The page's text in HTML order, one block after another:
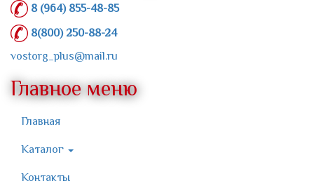
8 (964) 855-48-85
8(800) 250-88-24
vostorg_plus@mail.ru
Главное меню
Главная
Каталог
Контакты